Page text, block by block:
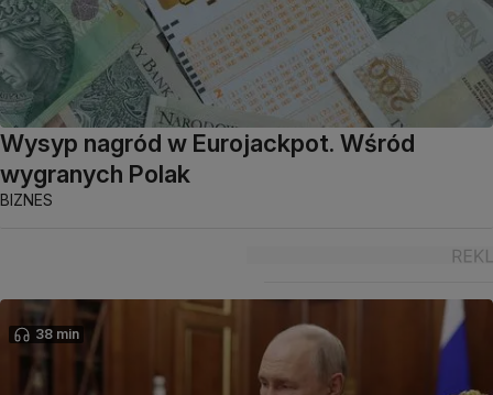
Wysyp nagród w Eurojackpot. Wśród
wygranych Polak
BIZNES
38 min